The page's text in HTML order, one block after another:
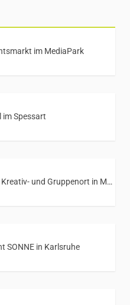
im MediaPark
im Spessart
Schloss Bröllin – Kreativ- und Gruppenort in Mecklenburg-Vorpommern
SONNE in Karlsruhe